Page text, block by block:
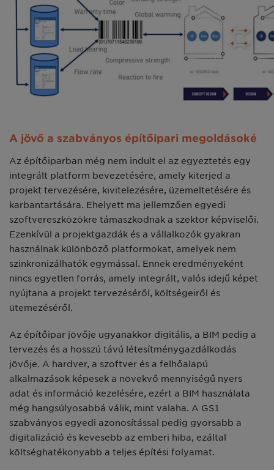
A jövő a szabványos építőipari megoldásoké
Az építőiparban még nem indult el az egyeztetés egy
integrált platform bevezetésére, amely kiterjed a
projekt tervezésére, kivitelezésére, üzemeltetésére és
karbantartására. Ehelyett ma jellemzően egyedi
szoftvereszközökre támaszkodnak a szektor képviselői.
Ezenkívül a projektgazdák és a vállalkozók gyakran
használnak különböző platformokat, amelyek nem
szinkronizálhatók egymással. Ennek eredményeként
nincs egyetlen forrás, amely integrált, valós idejű képet
nyújtana a projekt tervezéséről, költségeiről és
ütemezéséről.
Az építőipar jövője ugyanakkor digitális, a BIM pedig a
tervezés és a hosszú távú létesítménygazdálkodás
jövője. A hardver, a szoftver és a felhőalapú
alkalmazások képesek a növekvő mennyiségű nyers
adat és információ kezelésére, ezért a BIM használata
még hangsúlyosabbá válik, mint valaha. A GS1
szabványos egyedi azonosítással pedig gyorsabb a
digitalizáció és kevesebb az emberi hiba, ezáltal
költséghatékonyabb a teljes építési folyamat.